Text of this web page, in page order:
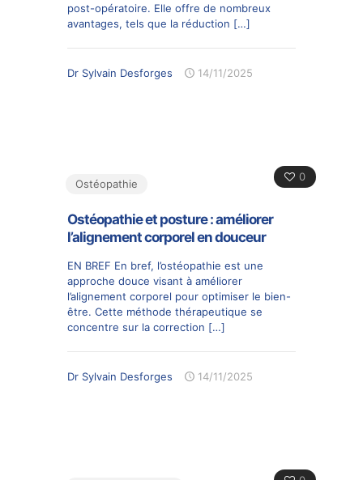
post-opératoire. Elle offre de nombreux
avantages, tels que la réduction […]
Dr Sylvain Desforges 14/11/2025
0
Ostéopathie
Ostéopathie et posture : améliorer
l’alignement corporel en douceur
EN BREF En bref, l’ostéopathie est une
approche douce visant à améliorer
l’alignement corporel pour optimiser le bien-
être. Cette méthode thérapeutique se
concentre sur la correction […]
Dr Sylvain Desforges 14/11/2025